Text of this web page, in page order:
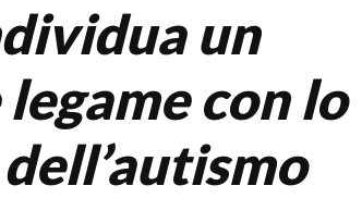
un
con lo